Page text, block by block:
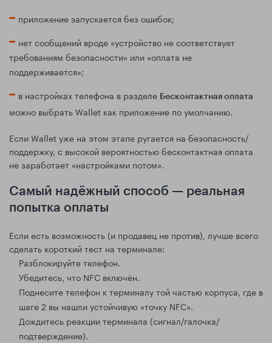
приложение запускается без ошибок;
нет сообщений вроде «устройство не соответствует
требованиям безопасности» или «оплата не
поддерживается»;
в настройках телефона в разделе Бесконтактная оплата
можно выбрать Wallet как приложение по умолчанию.
Если Wallet уже на этом этапе ругается на безопасность/
поддержку, с высокой вероятностью бесконтактная оплата
не заработает «настройками потом».
Самый надёжный способ — реальная
попытка оплаты
Если есть возможность (и продавец не против), лучше всего
сделать короткий тест на терминале:
Разблокируйте телефон.
Убедитесь, что NFC включён.
Поднесите телефон к терминалу той частью корпуса, где в
шаге 2 вы нашли устойчивую «точку NFC».
Дождитесь реакции терминала (сигнал/галочка/
подтверждение).